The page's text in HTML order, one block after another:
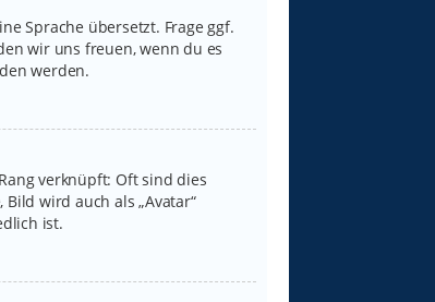
Sprache übersetzt. Frage ggf.
wir uns freuen, wenn du es
werden.
verknüpft: Oft sind dies
wird auch als „Avatar“
ist.